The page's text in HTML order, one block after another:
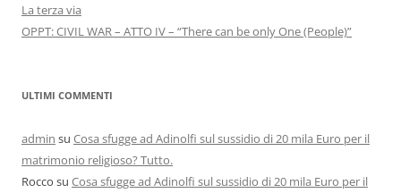
La terza via
OPPT: CIVIL WAR – ATTO IV – “There can be only One (People)”
ULTIMI COMMENTI
admin su Cosa sfugge ad Adinolfi sul sussidio di 20 mila Euro per il
matrimonio religioso? Tutto.
Rocco su Cosa sfugge ad Adinolfi sul sussidio di 20 mila Euro per il